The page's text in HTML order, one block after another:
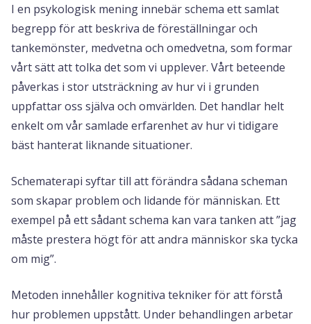
I en psykologisk mening innebär schema ett samlat
begrepp för att beskriva de föreställningar och
tankemönster, medvetna och omedvetna, som formar
vårt sätt att tolka det som vi upplever. Vårt beteende
påverkas i stor utsträckning av hur vi i grunden
uppfattar oss själva och omvärlden. Det handlar helt
enkelt om vår samlade erfarenhet av hur vi tidigare
bäst hanterat liknande situationer.
Schematerapi syftar till att förändra sådana scheman
som skapar problem och lidande för människan. Ett
exempel på ett sådant schema kan vara tanken att ”jag
måste prestera högt för att andra människor ska tycka
om mig”.
Metoden innehåller kognitiva tekniker för att förstå
hur problemen uppstått. Under behandlingen arbetar